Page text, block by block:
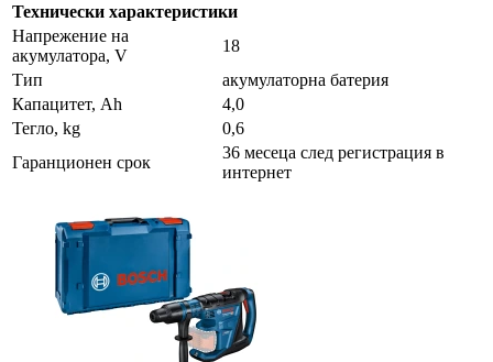
Технически характеристики
Напрежение на
акумулатора, V
18
Тип
акумулаторна батерия
Капацитет, Ah
4,0
Тегло, kg
0,6
Гаранционен срок
36 месеца след регистрация в
интернет